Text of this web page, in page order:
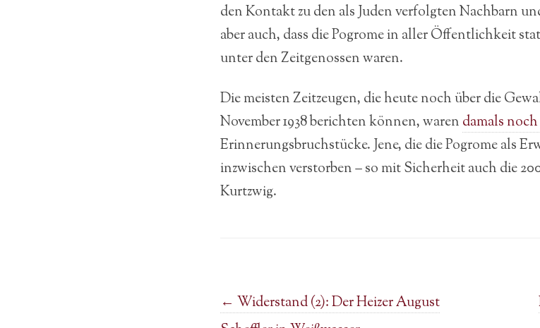
den Kontakt zu den als Juden verfolgten Nachbarn
aber auch, dass die Pogrome in aller Öffentlichkeit
unter den Zeitgenossen waren.
Die meisten Zeitzeugen, die heute noch über die
November 1938 berichten können, waren damals
Erinnerungsbruchstücke. Jene, die die Pogrome als
inzwischen verstorben – so mit Sicherheit auch die
Kurtzwig.
Post navigation
← Widerstand (2): Der Heizer August